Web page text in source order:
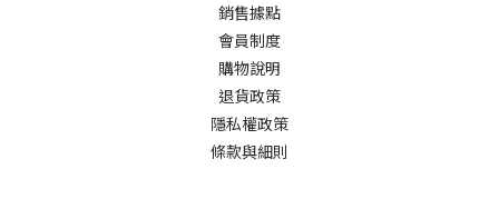
銷售據點
會員制度
購物說明
退貨政策
隱私權政策
條款與細則